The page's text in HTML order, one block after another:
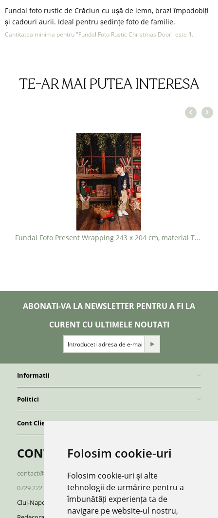
Folosim cookie-uri
Folosim cookie-uri și alte
tehnologii de urmărire pentru a
îmbunătăți experiența ta de
navigare pe website-ul nostru,
Fundal foto rustic de Crăciun cu ușă de lemn, brazi împodobiți
și cadouri aurii. Ideal pentru ședințe foto de familie.
Cantitatea minima pentru "Fundal Foto Rustic Christmas Door" este 1.
TE-AR MAI PUTEA INTERESA
Fundal Foto Present Wrapping 243 x 204 cm, material TEXTIL - PRET 900 lei
ABONATI-VA LA NEWSLETTER PENTRU A FI LA
CURENT CU ULTIMELE NOUTATI
Informatii
Politici
Cont Client
CONTACT
contact@redboutique.ro
0729 222 920
0729 222 521
Cluj-Napoca | Romania